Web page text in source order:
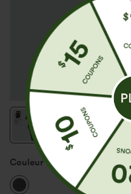
Couleur Phantom Denim